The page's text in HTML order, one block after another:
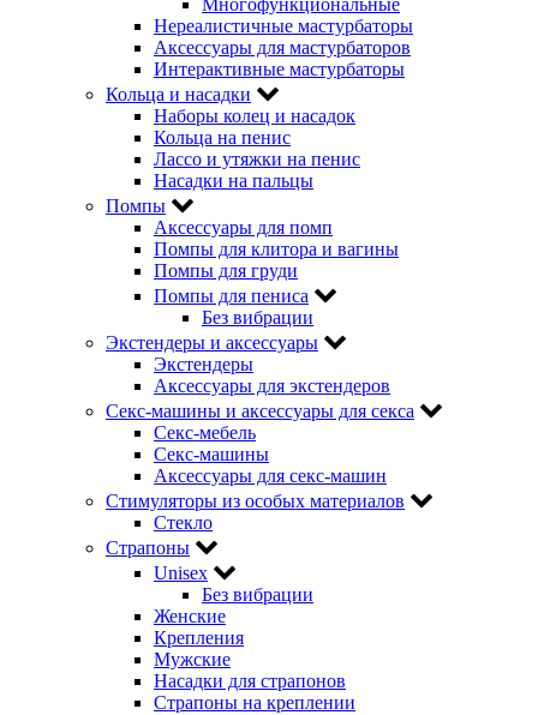
Многофункциональные
Нереалистичные мастурбаторы
Аксессуары для мастурбаторов
Интерактивные мастурбаторы
Кольца и насадки
Наборы колец и насадок
Кольца на пенис
Лассо и утяжки на пенис
Насадки на пальцы
Помпы
Аксессуары для помп
Помпы для клитора и вагины
Помпы для груди
Помпы для пениса
Без вибрации
Экстендеры и аксессуары
Экстендеры
Аксессуары для экстендеров
Секс-машины и аксессуары для секса
Секс-мебель
Секс-машины
Аксессуары для секс-машин
Стимуляторы из особых материалов
Стекло
Страпоны
Unisex
Без вибрации
Женские
Крепления
Мужские
Насадки для страпонов
Страпоны на креплении